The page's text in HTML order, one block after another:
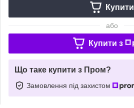
Купити
або
Купити з
Що таке купити з Пром?
Замовлення під захистом